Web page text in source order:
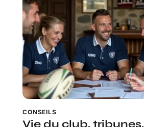
CONSEILS
Vie du club, tribunes,